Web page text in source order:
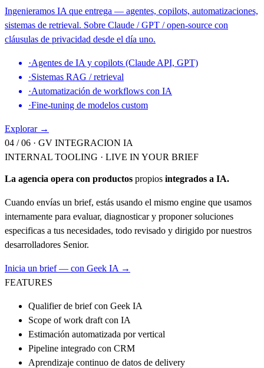
Ingenieramos IA que entrega — agentes, copilots, automatizaciones,
sistemas de retrieval. Sobre Claude / GPT / open-source con
cláusulas de privacidad desde el día uno.
·Agentes de IA y copilots (Claude API, GPT)
·Sistemas RAG / retrieval
·Automatización de workflows con IA
·Fine-tuning de modelos custom
Explorar →
04 / 06 · GV INTEGRACION IA
INTERNAL TOOLING · LIVE IN YOUR BRIEF
La agencia opera con productos propios integrados a IA.
Cuando envías un brief, estás usando el mismo engine que usamos
internamente para evaluar, diagnosticar y proponer soluciones
especificas a tus necesidades, todo revisado y dirigido por nuestros
desarrolladores Senior.
Inicia un brief — con Geek IA →
FEATURES
Qualifier de brief con Geek IA
Scope of work draft con IA
Estimación automatizada por vertical
Pipeline integrado con CRM
Aprendizaje continuo de datos de delivery